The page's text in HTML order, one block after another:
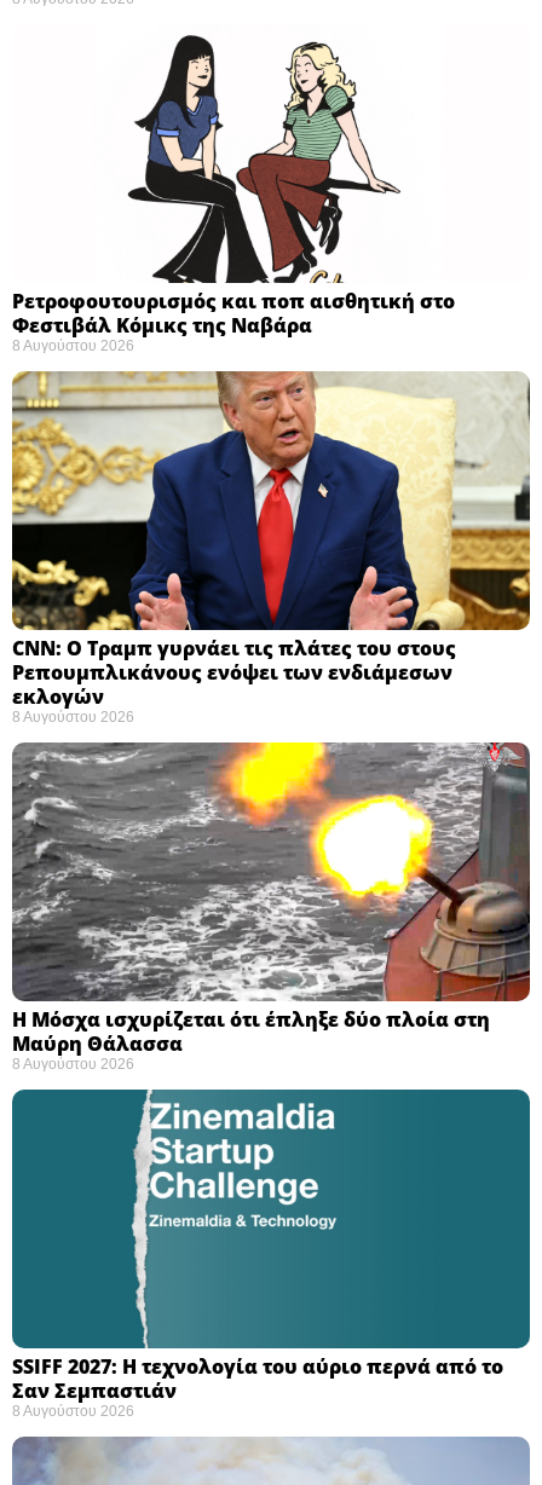
Ρετροφουτουρισμός και ποπ αισθητική στο
Φεστιβάλ Κόμικς της Ναβάρα ​
8 Αυγούστου 2026
CNN: Ο Τραμπ γυρνάει τις πλάτες του στους
Ρεπουμπλικάνους ενόψει των ενδιάμεσων
εκλογών ​
8 Αυγούστου 2026
Η Μόσχα ισχυρίζεται ότι έπληξε δύο πλοία στη
Μαύρη Θάλασσα ​
8 Αυγούστου 2026
SSIFF 2027: Η τεχνολογία του αύριο περνά από το
Σαν Σεμπαστιάν ​
8 Αυγούστου 2026